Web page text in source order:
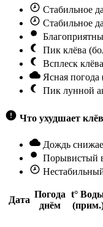
Стабильное
Стабильное
Пик клёва
Всплеск
Ясная
Пик лунной
Что ухудшает
Дождь
Порывистый
Дата
Погода
днём
t°